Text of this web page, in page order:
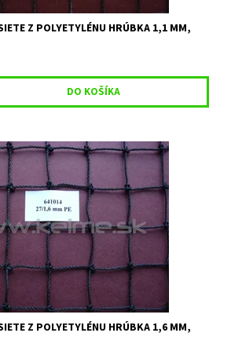
Z POLYETYLÉNU HRÚBKA 1,1 MM,
vhodná na golfové ihriská, skládky, voliéry,
Polyetylén Hrúbka: 1,6 mm Veľkosť oka:
čierna Uvedená cena je...
Z POLYETYLÉNU HRÚBKA 1,6 MM,